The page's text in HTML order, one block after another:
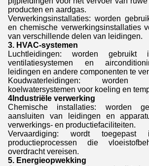
producten en aardgas.
Verwerkingsinstallaties: worden
en chemische verwerkingsinstallaties
van verschillende delen van leidingen.
3. HVAC-systemen
Luchtleidingen: worden gebruikt
ventilatiesystemen en
leidingen en andere componenten te
Koudwaterleidingen:
koelwatersystemen voor koeling en
4Industriële verwerking
Chemische installaties: worden
aansluiten van leidingen en
verwerkings- en productiefaciliteiten.
Vervaardiging: wordt toegepast
productieprocessen die
overdracht vereisen.
5. Energieopwekking